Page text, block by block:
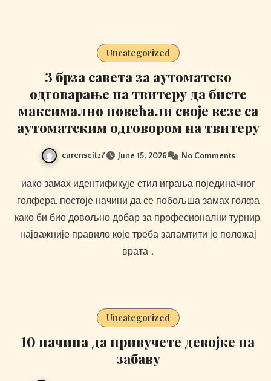
Uncategorized
3 брза савета за аутоматско
одговарање на твитеру да бисте
максимално повећали своје везе са
аутоматским одговором на твитеру
carenseitz7 June 15, 2026 No Comments
иако замах идентификује стил играња појединачног
голфера, постоје начини да се побољша замах голфа
како би био довољно добар за професионални турнир.
најважније правило које треба запамтити је положај
врата…
Uncategorized
10 начина да привучете девојке на
забаву